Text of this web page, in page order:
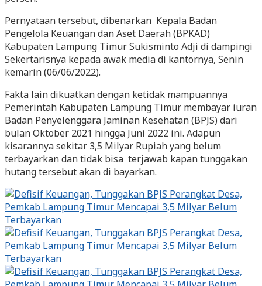
Pernyataan tersebut, dibenarkan Kepala Badan
Pengelola Keuangan dan Aset Daerah (BPKAD)
Kabupaten Lampung Timur Sukisminto Adji di dampingi
Sekertarisnya kepada awak media di kantornya, Senin
kemarin (06/06/2022).
Fakta lain dikuatkan dengan ketidak mampuannya
Pemerintah Kabupaten Lampung Timur membayar iuran
Badan Penyelenggara Jaminan Kesehatan (BPJS) dari
bulan Oktober 2021 hingga Juni 2022 ini. Adapun
kisarannya sekitar 3,5 Milyar Rupiah yang belum
terbayarkan dan tidak bisa terjawab kapan tunggakan
hutang tersebut akan di bayarkan.